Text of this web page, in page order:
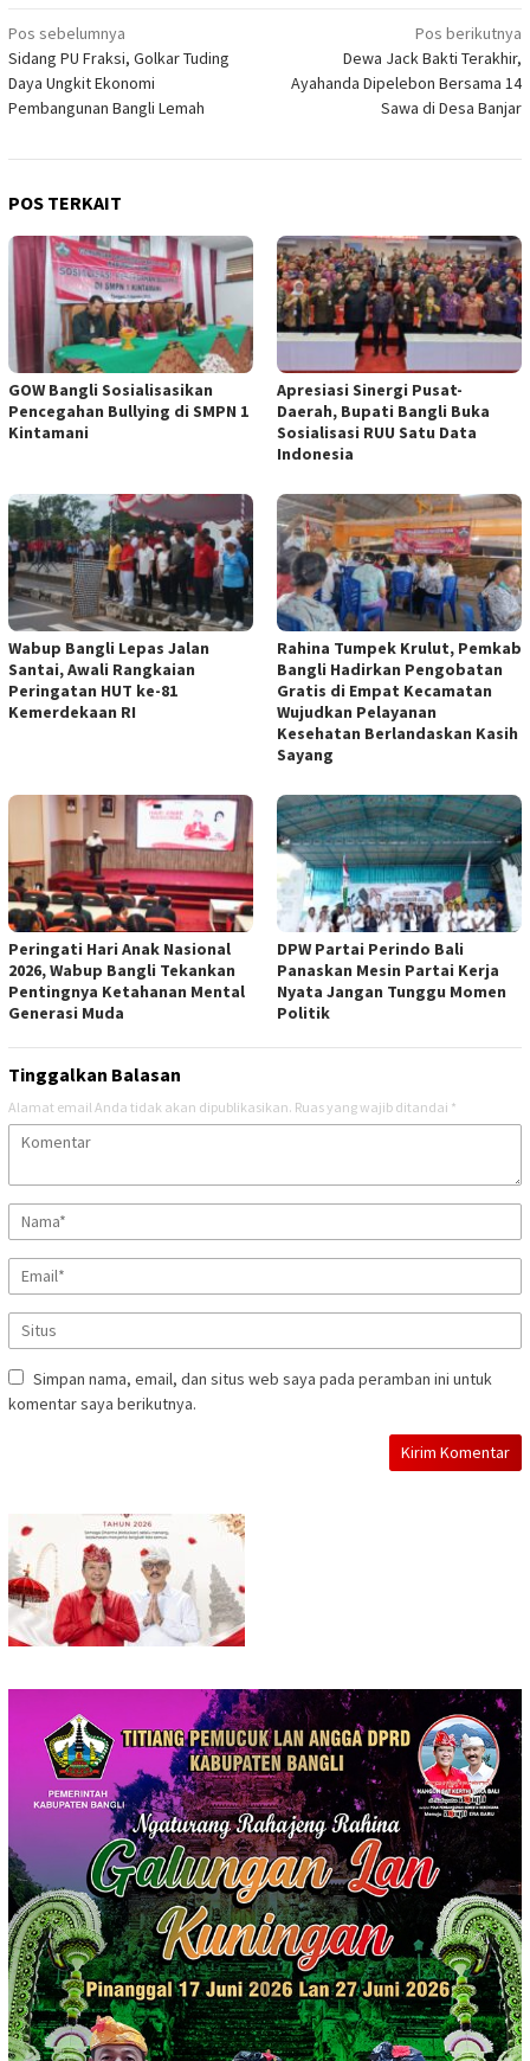
Navigasi
pos
Pos sebelumnya
Sidang PU Fraksi, Golkar Tuding
Daya Ungkit Ekonomi
Pembangunan Bangli Lemah
Pos berikutnya
Dewa Jack Bakti Terakhir,
Ayahanda Dipelebon Bersama 14
Sawa di Desa Banjar
POS TERKAIT
GOW Bangli Sosialisasikan
Pencegahan Bullying di SMPN 1
Kintamani
Apresiasi Sinergi Pusat-
Daerah, Bupati Bangli Buka
Sosialisasi RUU Satu Data
Indonesia
Wabup Bangli Lepas Jalan
Santai, Awali Rangkaian
Peringatan HUT ke-81
Kemerdekaan RI
Rahina Tumpek Krulut, Pemkab
Bangli Hadirkan Pengobatan
Gratis di Empat Kecamatan
Wujudkan Pelayanan
Kesehatan Berlandaskan Kasih
Sayang
Peringati Hari Anak Nasional
2026, Wabup Bangli Tekankan
Pentingnya Ketahanan Mental
Generasi Muda
DPW Partai Perindo Bali
Panaskan Mesin Partai Kerja
Nyata Jangan Tunggu Momen
Politik
Tinggalkan Balasan
Alamat email Anda tidak akan dipublikasikan. Ruas yang wajib ditandai *
Simpan nama, email, dan situs web saya pada peramban ini untuk
komentar saya berikutnya.